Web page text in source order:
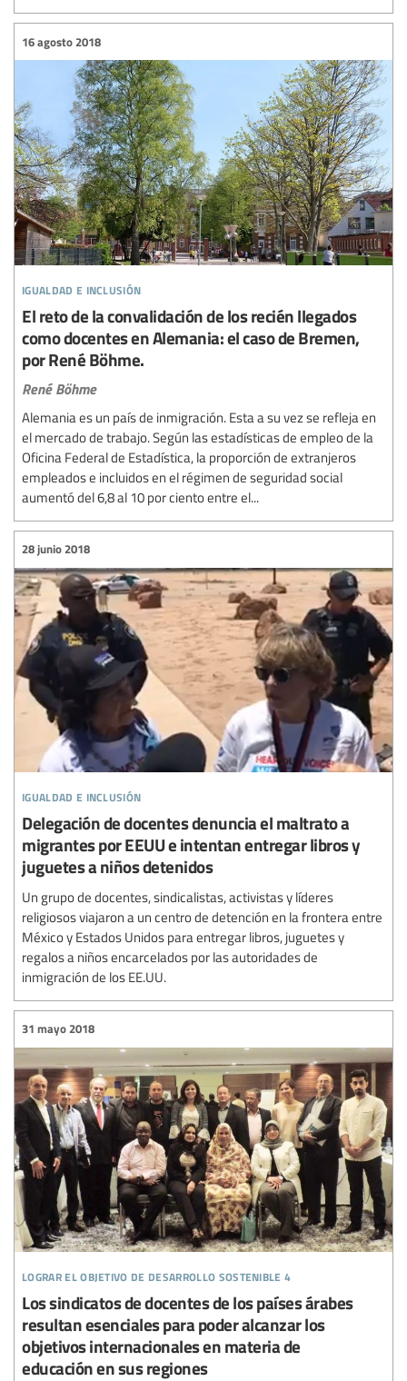
igualdad e inclusión
16 agosto 2018
El reto de la convalidación de los recién llegados
como docentes en Alemania: el caso de Bremen,
por René Böhme.
René Böhme
Alemania es un país de inmigración. Esta a su vez se refleja en
el mercado de trabajo. Según las estadísticas de empleo de la
Oficina Federal de Estadística, la proporción de extranjeros
empleados e incluidos en el régimen de seguridad social
aumentó del 6,8 al 10 por ciento entre el...
igualdad e inclusión
28 junio 2018
Delegación de docentes denuncia el maltrato a
migrantes por EEUU e intentan entregar libros y
juguetes a niños detenidos
Un grupo de docentes, sindicalistas, activistas y líderes
religiosos viajaron a un centro de detención en la frontera entre
México y Estados Unidos para entregar libros, juguetes y
regalos a niños encarcelados por las autoridades de
inmigración de los EE.UU.
lograr el objetivo de desarrollo sostenible 4
31 mayo 2018
Los sindicatos de docentes de los países árabes
resultan esenciales para poder alcanzar los
objetivos internacionales en materia de
educación en sus regiones